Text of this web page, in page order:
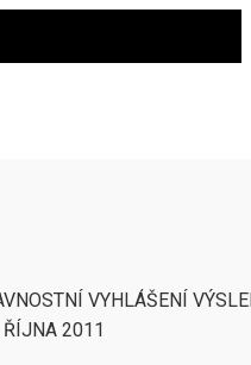
VYHLÁŠENÍ
ŘÍJNA 2011